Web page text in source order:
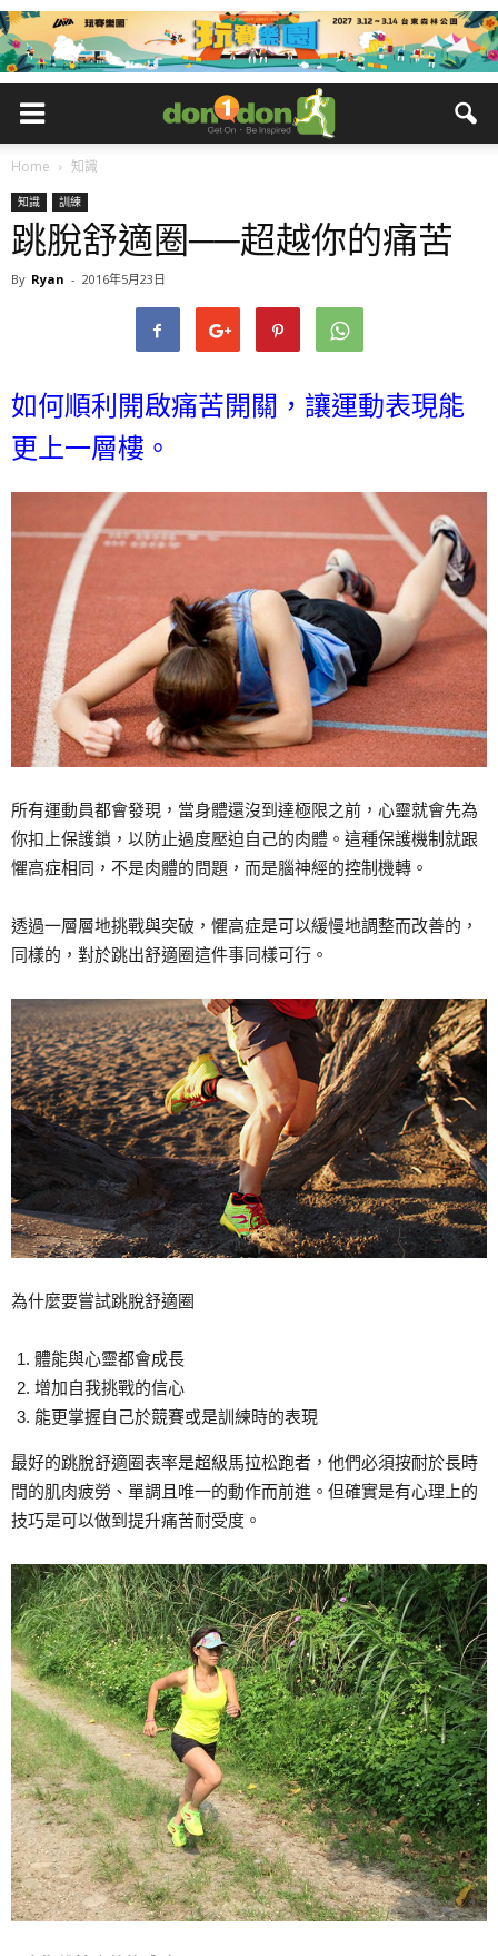
Home 知識
知識 訓練
跳脫舒適圈──超越你的痛苦
By Ryan - 2016年5月23日
如何順利開啟痛苦開關，讓運動表現能
更上一層樓。
所有運動員都會發現，當身體還沒到達極限之前，心靈就會先為
你扣上保護鎖，以防止過度壓迫自己的肉體。這種保護機制就跟
懼高症相同，不是肉體的問題，而是腦神經的控制機轉。
透過一層層地挑戰與突破，懼高症是可以緩慢地調整而改善的，
同樣的，對於跳出舒適圈這件事同樣可行。
為什麼要嘗試跳脫舒適圈
體能與心靈都會成長
增加自我挑戰的信心
能更掌握自己於競賽或是訓練時的表現
最好的跳脫舒適圈表率是超級馬拉松跑者，他們必須按耐於長時
間的肌肉疲勞、單調且唯一的動作而前進。但確實是有心理上的
技巧是可以做到提升痛苦耐受度。